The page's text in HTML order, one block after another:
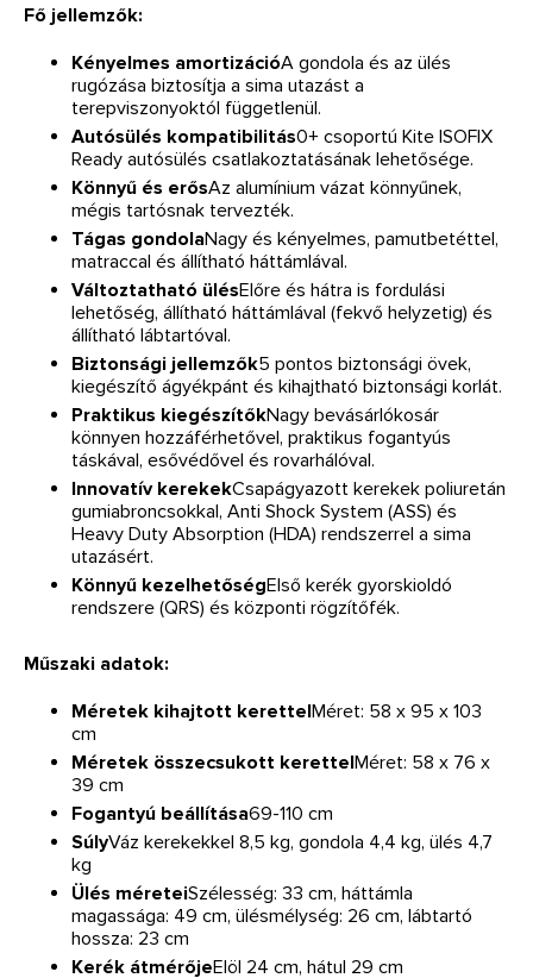
Fő jellemzők:
Kényelmes amortizációA gondola és az ülés
rugózása biztosítja a sima utazást a
terepviszonyoktól függetlenül.
Autósülés kompatibilitás0+ csoportú Kite ISOFIX
Ready autósülés csatlakoztatásának lehetősége.
Könnyű és erősAz alumínium vázat könnyűnek,
mégis tartósnak tervezték.
Tágas gondolaNagy és kényelmes, pamutbetéttel,
matraccal és állítható háttámlával.
Változtatható ülésElőre és hátra is fordulási
lehetőség, állítható háttámlával (fekvő helyzetig) és
állítható lábtartóval.
Biztonsági jellemzők5 pontos biztonsági övek,
kiegészítő ágyékpánt és kihajtható biztonsági korlát.
Praktikus kiegészítőkNagy bevásárlókosár
könnyen hozzáférhetővel, praktikus fogantyús
táskával, esővédővel és rovarhálóval.
Innovatív kerekekCsapágyazott kerekek poliuretán
gumiabroncsokkal, Anti Shock System (ASS) és
Heavy Duty Absorption (HDA) rendszerrel a sima
utazásért.
Könnyű kezelhetőségElső kerék gyorskioldó
rendszere (QRS) és központi rögzítőfék.
Műszaki adatok:
Méretek kihajtott kerettelMéret: 58 x 95 x 103
cm
Méretek összecsukott kerettelMéret: 58 x 76 x
39 cm
Fogantyú beállítása69-110 cm
SúlyVáz kerekekkel 8,5 kg, gondola 4,4 kg, ülés 4,7
kg
Ülés méreteiSzélesség: 33 cm, háttámla
magassága: 49 cm, ülésmélység: 26 cm, lábtartó
hossza: 23 cm
Kerék átmérőjeElöl 24 cm, hátul 29 cm